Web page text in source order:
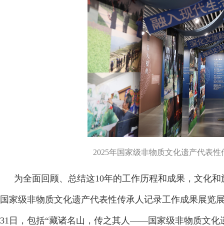
2025年国家级非物质文化遗产代表
为全面回顾、总结这10年的工作历程和成果，文化
国家级非物质文化遗产代表性传承人记录工作成果展览
31日，包括“藏诸名山，传之其人——国家级非物质文化